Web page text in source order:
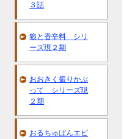
３話
狼と香辛料 シリ
ーズ現２期
おおきく振りかぶ
って シリーズ現
２期
おるちゅばんエビ